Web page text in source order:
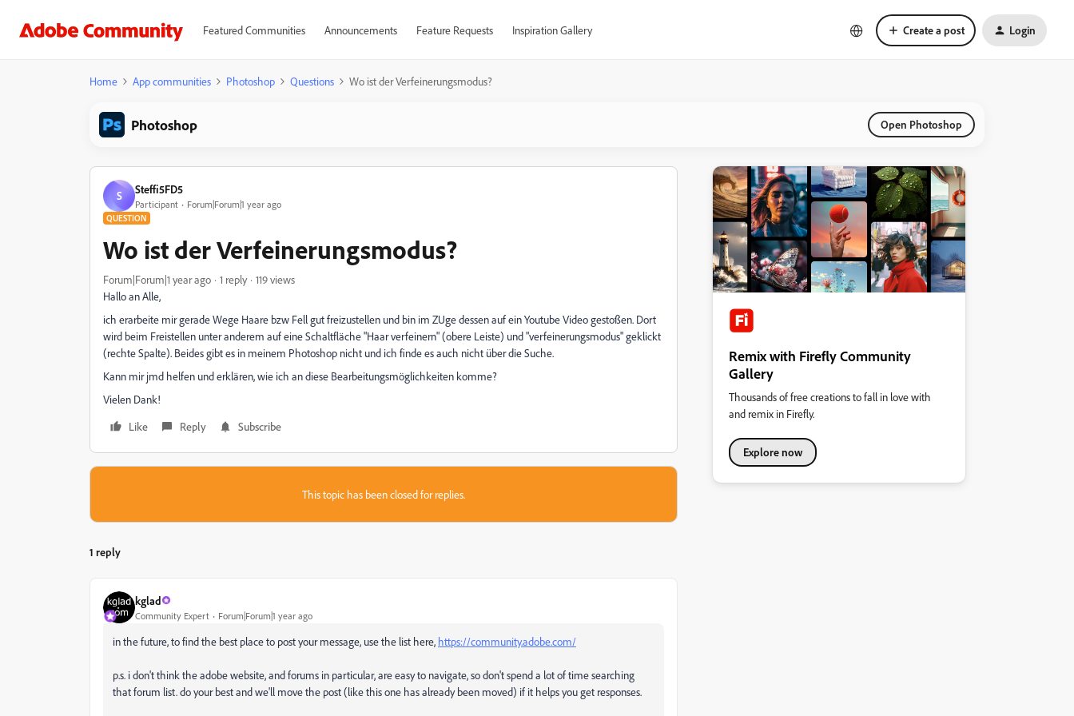
Featured Communities Announcements Feature Requests Inspiration Gallery Create a post Login
Home App communities Photoshop Questions Wo ist der Verfeinerungsmodus?
Photoshop Open Photoshop
S Steffi5FD5
Participant Forum|Forum|1 year ago
QUESTION
Wo ist der Verfeinerungsmodus?
Forum|Forum|1 year ago 1 reply
119 views
Hallo an Alle,
ich erarbeite mir gerade Wege Haare bzw Fell gut freizustellen und bin im ZUge dessen auf ein Youtube Video gestoßen. Dort
wird beim Freistellen unter anderem auf eine Schaltfläche "Haar verfeinern" (obere Leiste) und "verfeinerungsmodus" geklickt
(rechte Spalte). Beides gibt es in meinem Photoshop nicht und ich finde es auch nicht über die Suche.
Kann mir jmd helfen und erklären, wie ich an diese Bearbeitungsmöglichkeiten komme?
Vielen Dank!
Like
Reply Subscribe
This topic has been closed for replies.
1 reply
kglad
Community Expert Forum|Forum|1 year ago
in the future, to find the best place to post your message, use the list here, https://community.adobe.com/
p.s. i don't think the adobe website, and forums in particular, are easy to navigate, so don't spend a lot of time searching
that forum list. do your best and we'll move the post (like this one has already been moved) if it helps you get responses.
Remix with Firefly Community
Gallery
Thousands of free creations to fall in love with
and remix in Firefly.
Explore now